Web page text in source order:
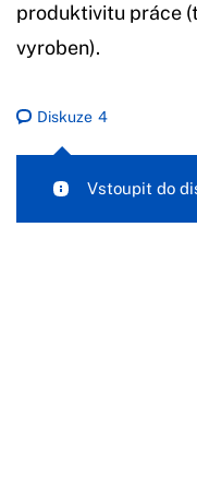
produktivitu práce
vyroben).
Diskuze 4
Vstoupit do